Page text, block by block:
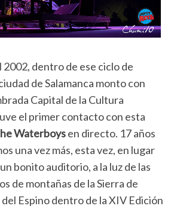
2002, dentro de ese ciclo de
de Salamanca monto con
Capital de la Cultura
el primer contacto con esta
Waterboysen directo. 17 años
una vez más, esta vez, en lugar
bonito auditorio, a la luz de las
de montañas de la Sierra de
Espino dentro de la XIV Edición